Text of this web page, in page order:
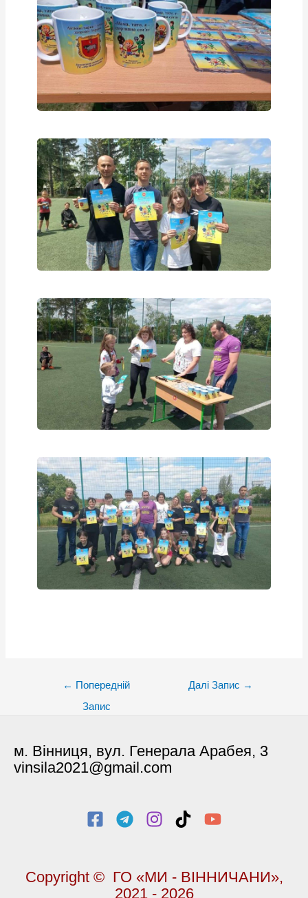
← Попередній
Запис
Далі Запис →
м. Вінниця, вул. Генерала Арабея, 3
vinsila2021@gmail.com
Copyright © ГО «МИ - ВІННИЧАНИ»,
2021 - 2026